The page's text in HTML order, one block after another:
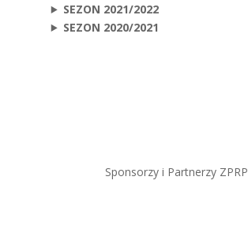
SEZON 2021/2022
SEZON 2020/2021
Sponsorzy i Partnerzy ZPRP